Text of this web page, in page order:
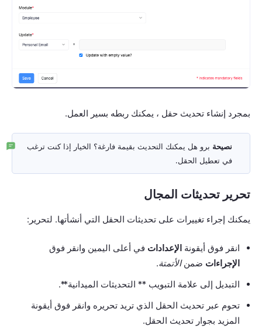
بمجرد إنشاء تحديث حقل ، يمكنك ربطه بسير العمل.
نصيحة برو هل يمكنك التحديث بقيمة فارغة؟ الخيار إذا كنت ترغب
في تعطيل الحقل.
تحرير تحديثات المجال
يمكنك إجراء تغييرات على تحديثات الحقل التي أنشأتها. لتحرير:
انقر فوق أيقونة الإعدادات في أعلى اليمين وانقر فوق
الإجراءات ضمنالأتمتة.
التبديل إلى علامة التبويب ** التحديثات الميدانية**.
تحوم عبر تحديث الحقل الذي تريد تحريره وانقر فوق أيقونة
المزيد بجوار تحديث الحقل.